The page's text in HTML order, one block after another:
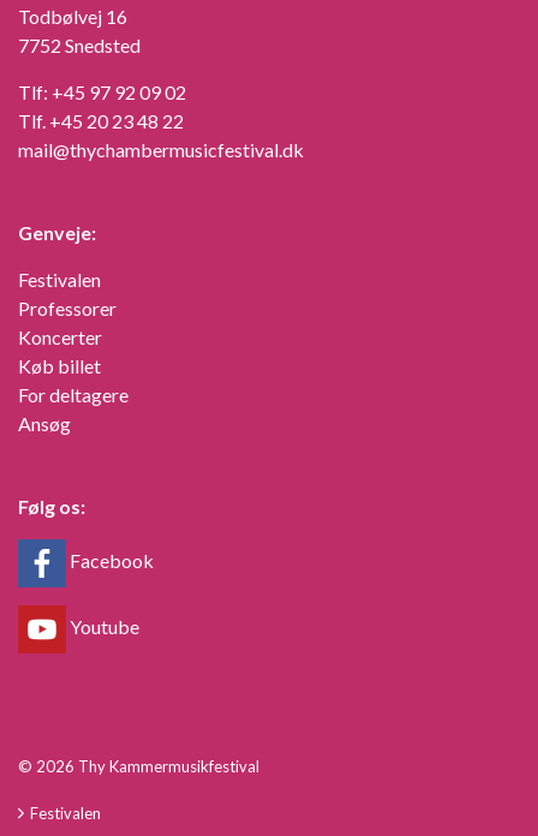
Todbølvej 16
7752 Snedsted
Tlf: +45 97 92 09 02
Tlf. +45 20 23 48 22
mail@thychambermusicfestival.dk
Genveje:
Festivalen
Professorer
Koncerter
Køb billet
For deltagere
Ansøg
Følg os:
Facebook
Youtube
© 2026 Thy Kammermusikfestival
Festivalen